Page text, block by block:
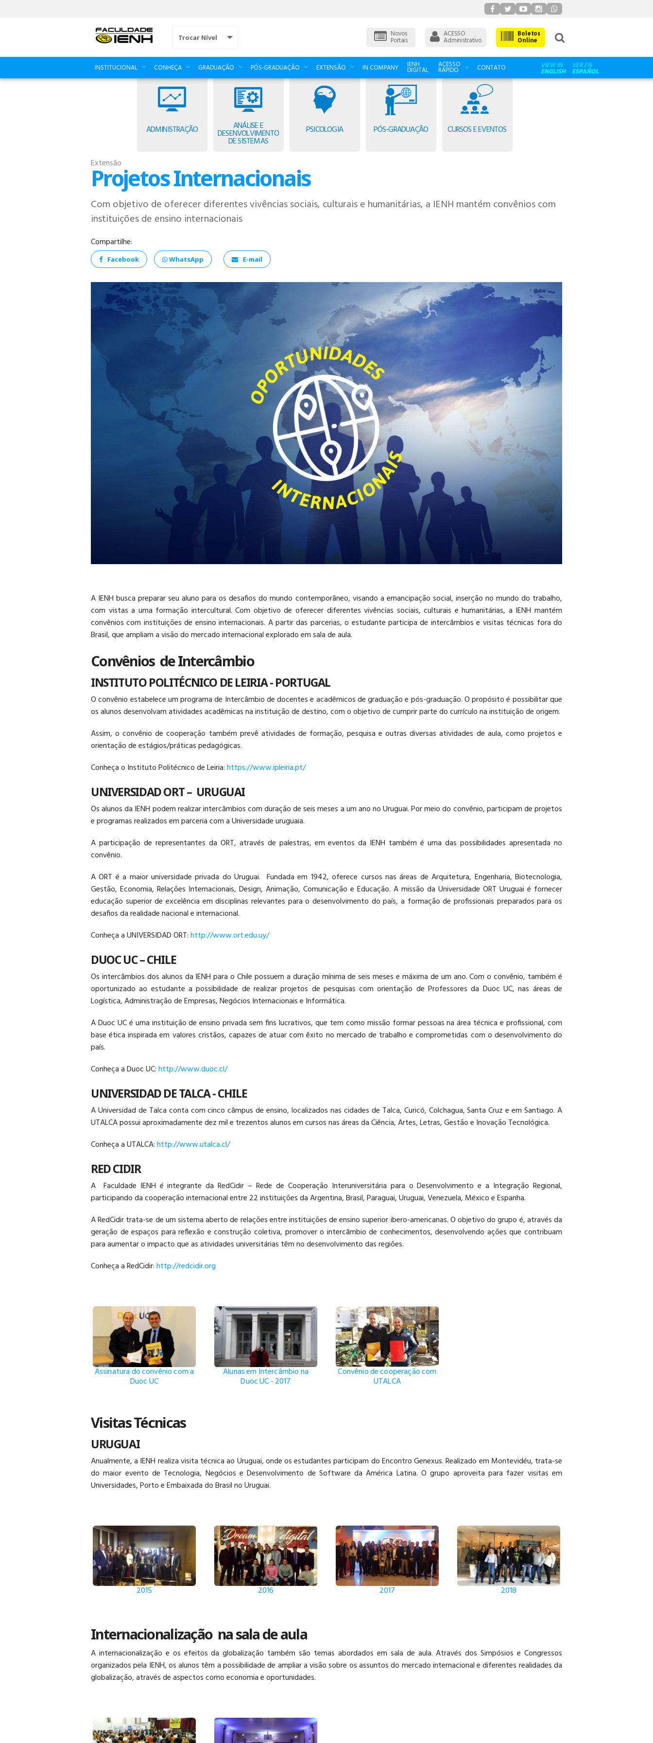
Trocar Nível Novos
Portais
ACESSO
Administrativo
Boletos
Online
INSTITUCIONAL CONHEÇA GRADUAÇÃO PÓS-GRADUAÇÃO EXTENSÃO IN COMPANY IENH
DIGITAL
ACESSO
RÁPIDO CONTATO VIEW IN
ENGLISH
VER EN
ESPAÑOL
ADMINISTRAÇÃO ANÁLISE E
DESENVOLVIMENTO
DE SISTEMAS
PSICOLOGIA PÓS-GRADUAÇÃO CURSOS E EVENTOS
Extensão
Projetos Internacionais
Com objetivo de oferecer diferentes vivências sociais, culturais e humanitárias, a IENH mantém convênios com
instituições de ensino internacionais
Compartilhe:
Facebook WhatsApp E-mail
A IENH busca preparar seu aluno para os desafios do mundo contemporâneo, visando a emancipação social, inserção no mundo do trabalho,
com vistas a uma formação intercultural. Com objetivo de oferecer diferentes vivências sociais, culturais e humanitárias, a IENH mantém
convênios com instituições de ensino internacionais. A partir das parcerias, o estudante participa de intercâmbios e visitas técnicas fora do
Brasil, que ampliam a visão do mercado internacional explorado em sala de aula.
Convênios de Intercâmbio
INSTITUTO POLITÉCNICO DE LEIRIA - PORTUGAL
O convênio estabelece um programa de Intercâmbio de docentes e acadêmicos de graduação e pós-graduação. O propósito é possibilitar que
os alunos desenvolvam atividades acadêmicas na instituição de destino, com o objetivo de cumprir parte do currículo na instituição de origem.
Assim, o convênio de cooperação também prevê atividades de formação, pesquisa e outras diversas atividades de aula, como projetos e
orientação de estágios/práticas pedagógicas.
Conheça o Instituto Politécnico de Leiria:https://www.ipleiria.pt/
UNIVERSIDAD ORT – URUGUAI
Os alunos da IENH podem realizar intercâmbios com duração de seis meses a um ano no Uruguai. Por meio do convênio, participam de projetos
e programas realizados em parceria com a Universidade uruguaia.
A participação de representantes da ORT, através de palestras, em eventos da IENH também é uma das possibilidades apresentada no
convênio.
A ORT é a maior universidade privada do Uruguai. Fundada em 1942, oferece cursos nas áreas de Arquitetura, Engenharia, Biotecnologia,
Gestão, Economia, Relações Internacionais, Design, Animação, Comunicação e Educação. A missão da Universidade ORT Uruguai é fornecer
educação superior de excelência em disciplinas relevantes para o desenvolvimento do país, a formação de profissionais preparados para os
desafios da realidade nacional e internacional.
Conheça a UNIVERSIDAD ORT:http://www.ort.edu.uy/
DUOC UC – CHILE
Os intercâmbios dos alunos da IENH para o Chile possuem a duração mínima de seis meses e máxima de um ano. Com o convênio, também é
oportunizado ao estudante a possibilidade de realizar projetos de pesquisas com orientação de Professores da Duoc UC, nas áreas de
Logística, Administração de Empresas, Negócios Internacionais e Informática.
A Duoc UC é uma instituição de ensino privada sem fins lucrativos, que tem como missão formar pessoas na área técnica e profissional, com
base ética inspirada em valores cristãos, capazes de atuar com êxito no mercado de trabalho e comprometidas com o desenvolvimento do
país.
Conheça a Duoc UC:http://www.duoc.cl/
UNIVERSIDAD DE TALCA - CHILE
A Universidad de Talca conta com cinco câmpus de ensino, localizados nas cidades de Talca, Curicó, Colchagua, Santa Cruz e em Santiago. A
UTALCA possui aproximadamente dez mil e trezentos alunos em cursos nas áreas da Ciência, Artes, Letras, Gestão e Inovação Tecnológica.
Conheça a UTALCA:http://www.utalca.cl/
RED CIDIR
A
Faculdade IENH é integrante da RedCidir – Rede de Cooperação Interuniversitária para o Desenvolvimento e a Integração Regional,
participando da cooperação internacional entre 22 instituições da Argentina, Brasil, Paraguai, Uruguai, Venezuela, México e Espanha.
A RedCidir trata-se de um sistema aberto de relações entre instituições de ensino superior ibero-americanas. O objetivo do grupo é, através da
geração de espaços para reflexão e construção coletiva, promover o intercâmbio de conhecimentos, desenvolvendo ações que contribuam
para aumentar o impacto que as atividades universitárias têm no desenvolvimento das regiões.
Conheça a RedCidir:http://redcidir.org
Assinatura do convênio com a
Duoc UC
Alunas em Intercâmbio na
Duoc UC - 2017
Convênio de cooperação com
UTALCA
Visitas Técnicas
URUGUAI
Anualmente, a IENH realiza visita técnica ao Uruguai, onde os estudantes participam do Encontro Genexus. Realizado em Montevidéu, trata-se
do maior evento de Tecnologia, Negócios e Desenvolvimento de Software da América Latina. O grupo aproveita para fazer visitas em
Universidades, Porto e Embaixada do Brasil no Uruguai.
2015 2016 2017 2018
Internacionalização na sala de aula
A internacionalização e os efeitos da globalização também são temas abordados em sala de aula. Através dos Simpósios e Congressos
organizados pela IENH, os alunos têm a possibilidade de ampliar a visão sobre os assuntos do mercado internacional e diferentes realidades da
globalização, através de aspectos como economia e oportunidades.